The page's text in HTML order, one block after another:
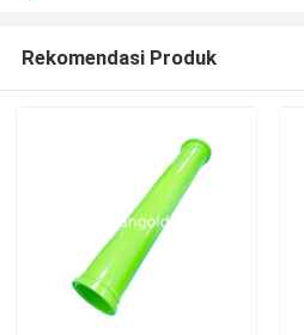
Rekomendasi Produk